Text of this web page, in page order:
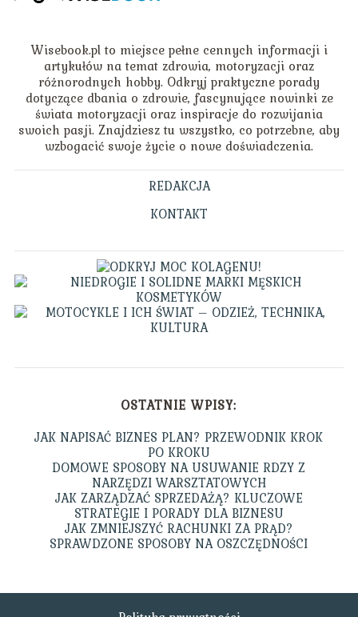
Wisebook.pl to miejsce pełne cennych informacji i
artykułów na temat zdrowia, motoryzacji oraz
różnorodnych hobby. Odkryj praktyczne porady
dotyczące dbania o zdrowie, fascynujące nowinki ze
świata motoryzacji oraz inspiracje do rozwijania
swoich pasji. Znajdziesz tu wszystko, co potrzebne, aby
wzbogacić swoje życie o nowe doświadczenia.
REDAKCJA
KONTAKT
OSTATNIE WPISY:
JAK NAPISAĆ BIZNES PLAN? PRZEWODNIK KROK
PO KROKU
DOMOWE SPOSOBY NA USUWANIE RDZY Z
NARZĘDZI WARSZTATOWYCH
JAK ZARZĄDZAĆ SPRZEDAŻĄ? KLUCZOWE
STRATEGIE I PORADY DLA BIZNESU
JAK ZMNIEJSZYĆ RACHUNKI ZA PRĄD?
SPRAWDZONE SPOSOBY NA OSZCZĘDNOŚCI